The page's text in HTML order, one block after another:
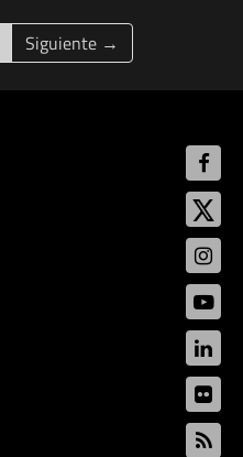
(current)
Siguiente →